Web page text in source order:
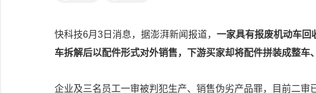
快科技6月3日消息，据澎湃新闻报道， 一家具有报废机动车回
车拆解后以配件形式对外销售，下游买家却将配件拼装成整车
企业及三名员工一审被判犯生产、销售伪劣产品罪，目前二审